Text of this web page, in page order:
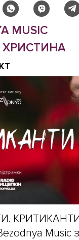
MUSIC
ХРИСТИНА
Music